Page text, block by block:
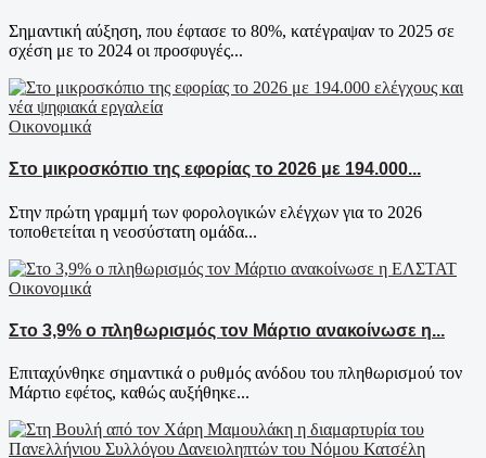
Σημαντική αύξηση, που έφτασε το 80%, κατέγραψαν το 2025 σε
σχέση με το 2024 οι προσφυγές...
Οικονομικά
Στο μικροσκόπιο της εφορίας το 2026 με 194.000...
Στην πρώτη γραμμή των φορολογικών ελέγχων για το 2026
τοποθετείται η νεοσύστατη ομάδα...
Οικονομικά
Στο 3,9% ο πληθωρισμός τον Μάρτιο ανακοίνωσε η...
Επιταχύνθηκε σημαντικά ο ρυθμός ανόδου του πληθωρισμού τον
Μάρτιο εφέτος, καθώς αυξήθηκε...